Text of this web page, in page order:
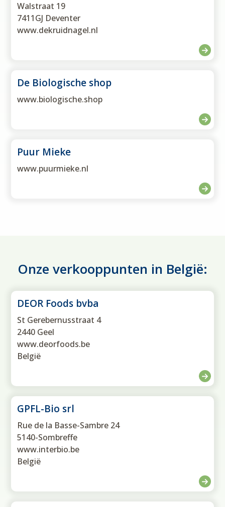
Walstraat 19
7411GJ Deventer
www.dekruidnagel.nl
De Biologische shop
www.biologische.shop
Puur Mieke
www.puurmieke.nl
Onze verkooppunten in België:
DEOR Foods bvba
St Gerebernusstraat 4
2440 Geel
www.deorfoods.be
België
GPFL-Bio srl
Rue de la Basse-Sambre 24
5140-Sombreffe
www.interbio.be
België